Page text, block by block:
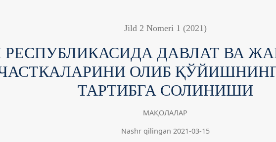
Jild 2 Nomeri 1 (2021)
РЕСПУБЛИКАСИДА ДАВЛАТ ВА
ОЛИБ
ТАРТИБГА СОЛИНИШИ
МАҚОЛАЛАР
Nashr qilingan 2021-03-15